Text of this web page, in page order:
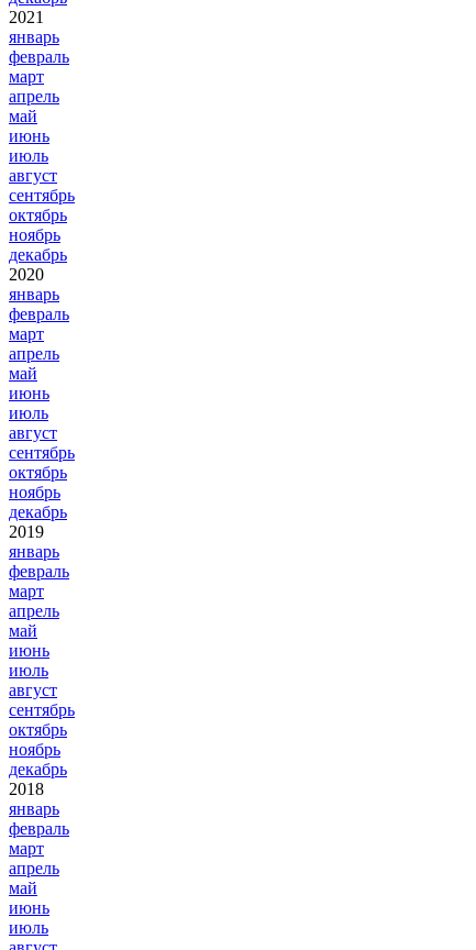
2021
январь
февраль
март
апрель
май
июнь
июль
август
сентябрь
октябрь
ноябрь
декабрь
2020
январь
февраль
март
апрель
май
июнь
июль
август
сентябрь
октябрь
ноябрь
декабрь
2019
январь
февраль
март
апрель
май
июнь
июль
август
сентябрь
октябрь
ноябрь
декабрь
2018
январь
февраль
март
апрель
май
июнь
июль